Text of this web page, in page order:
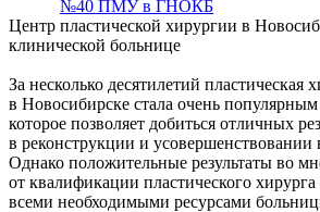
№40 ПМУ в ГНОКБ
Центр пластической хирургии в
клинической больнице
За несколько десятилетий пластическая
в Новосибирске стала очень
которое позволяет добиться отличных
в реконструкции и усовершенствовании
Однако положительные результаты во
от квалификации пластического
всеми необходимыми ресурсами